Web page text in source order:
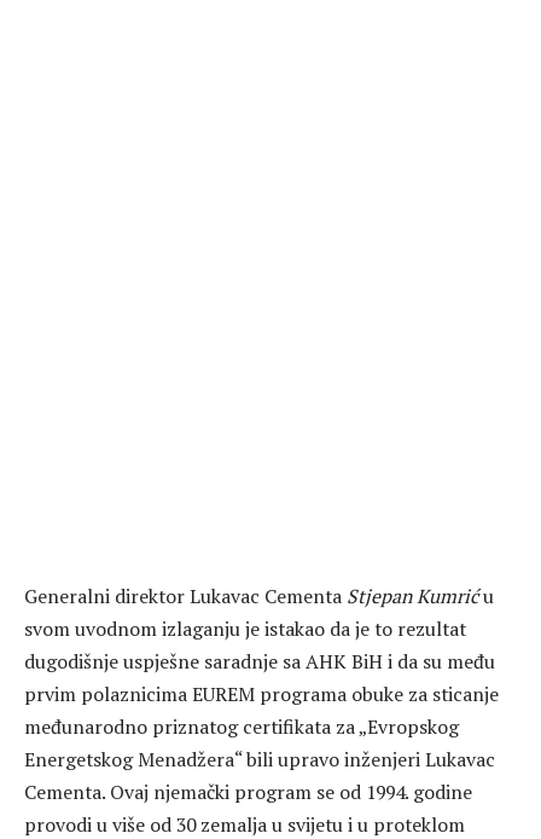
Generalni direktor Lukavac Cementa Stjepan Kumriću
svom uvodnom izlaganju je istakao da je to rezultat
dugodišnje uspješne saradnje sa AHK BiH i da su među
prvim polaznicima EUREM programa obuke za sticanje
međunarodno priznatog certifikata za „Evropskog
Energetskog Menadžera“ bili upravo inženjeri Lukavac
Cementa. Ovaj njemački program se od 1994. godine
provodi u više od 30 zemalja u svijetu i u proteklom